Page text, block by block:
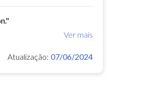
Ver mais
Atualização: 07/06/2024